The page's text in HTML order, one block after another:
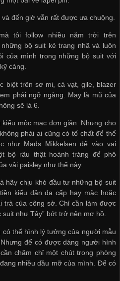
đến giờ vẫn rất được ưa chuộng.
tôi follow nhiều năm trời trên
bộ suit kẻ trang nhã và luôn
của mình trong những bộ suit với
càng.
biệt trên sơ mi, cà vạt, gile, blazer
phải ngỡ ngàng. May là mũ của
sẽ là 6.
mộc mạc đơn giản. Nhưng cho
phải ai cũng có tố chất để thể
như Mads Mikkelsen để vào vai
bộ râu thật hoành tráng để phô
vải paisley như thế này.
hãy chịu khó đầu tư những bộ suit
kiểu dân đa cấp hay mặc hoặc
trà của công sở. Chỉ cần làm được
suit như Tây” bớt trở nên mơ hồ.
có thể hình lý tưởng của người mẫu
Nhưng để có được dáng người hình
chăm chỉ một chút trong phòng
nhiều dầu mỡ của mình. Để có